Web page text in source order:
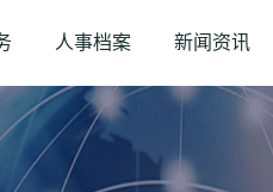
人事档案 新闻资讯